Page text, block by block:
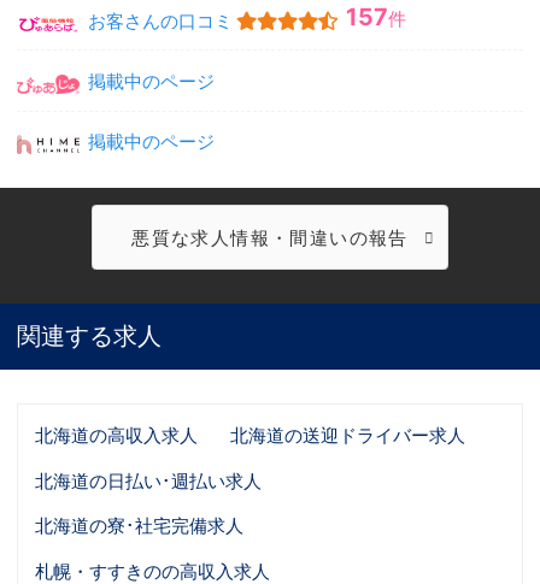
お客さんの口コミ 157件
掲載中のページ
掲載中のページ
悪質な求人情報・間違いの報告
関連する求人
北海道の高収入求人
北海道の送迎ドライバー求人
北海道の日払い･週払い求人
北海道の寮･社宅完備求人
札幌・すすきのの高収入求人